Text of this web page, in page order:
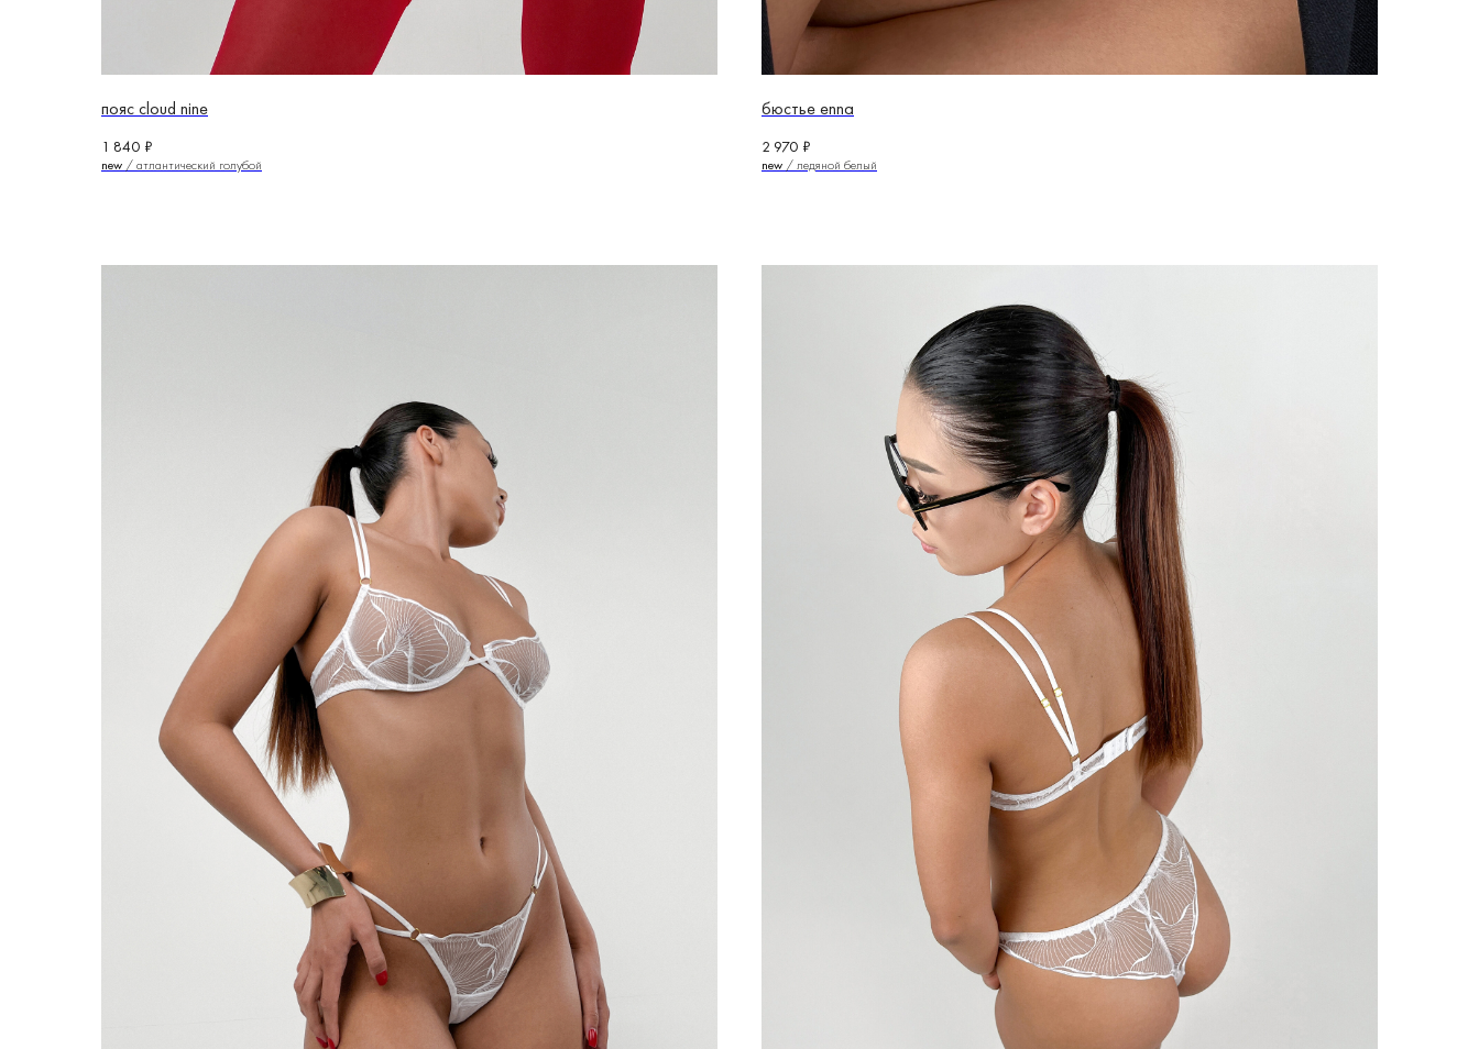
пояс cloud nine
1 840 ₽
new / атлантический голубой
бюстье enna
2 970 ₽
new / ледяной белый